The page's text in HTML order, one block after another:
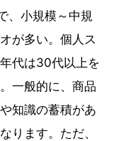
、小規模～中規
が多い。個人ス
代は30代以上を
一般的に、商品
知識の蓄積があ
ります。ただ、